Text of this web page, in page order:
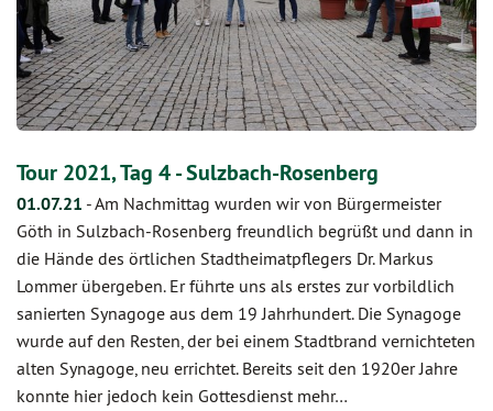
Tour 2021, Tag 4 - Sulzbach-Rosenberg
01.07.21 -Am Nachmittag wurden wir von Bürgermeister
Göth in Sulzbach-Rosenberg freundlich begrüßt und dann in
die Hände des örtlichen Stadtheimatpflegers Dr. Markus
Lommer übergeben. Er führte uns als erstes zur vorbildlich
sanierten Synagoge aus dem 19 Jahrhundert. Die Synagoge
wurde auf den Resten, der bei einem Stadtbrand vernichteten
alten Synagoge, neu errichtet. Bereits seit den 1920er Jahre
konnte hier jedoch kein Gottesdienst mehr…